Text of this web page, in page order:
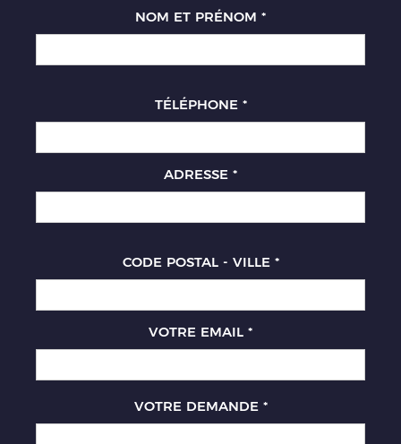
NOM ET PRÉNOM *
TÉLÉPHONE *
ADRESSE *
CODE POSTAL - VILLE *
VOTRE EMAIL *
VOTRE DEMANDE *